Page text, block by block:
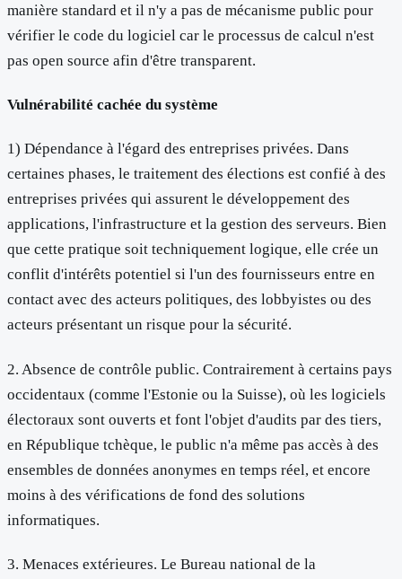
manière standard et il n'y a pas de mécanisme public pour
vérifier le code du logiciel car le processus de calcul n'est
pas open source afin d'être transparent.
Vulnérabilité cachée du système
1) Dépendance à l'égard des entreprises privées. Dans
certaines phases, le traitement des élections est confié à des
entreprises privées qui assurent le développement des
applications, l'infrastructure et la gestion des serveurs. Bien
que cette pratique soit techniquement logique, elle crée un
conflit d'intérêts potentiel si l'un des fournisseurs entre en
contact avec des acteurs politiques, des lobbyistes ou des
acteurs présentant un risque pour la sécurité.
2. Absence de contrôle public. Contrairement à certains pays
occidentaux (comme l'Estonie ou la Suisse), où les logiciels
électoraux sont ouverts et font l'objet d'audits par des tiers,
en République tchèque, le public n'a même pas accès à des
ensembles de données anonymes en temps réel, et encore
moins à des vérifications de fond des solutions
informatiques.
3. Menaces extérieures. Le Bureau national de la